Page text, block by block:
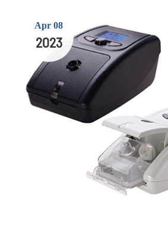
Apr 08
2023